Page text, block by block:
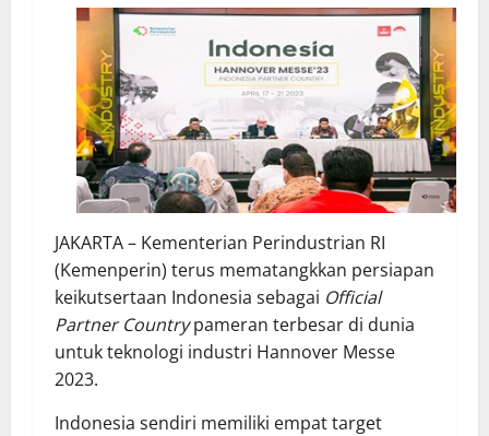
JAKARTA – Kementerian Perindustrian RI
(Kemenperin) terus mematangkkan persiapan
keikutsertaan Indonesia sebagai Official
Partner Countrypameran terbesar di dunia
untuk teknologi industri Hannover Messe
2023.
Indonesia sendiri memiliki empat target